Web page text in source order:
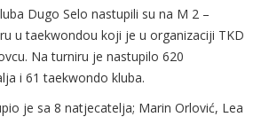
Dugo Selo nastupili su na M 2 –
u taekwondou koji je u organizaciji TKD
Na turniru je nastupilo 620
i 61 taekwondo kluba.
je sa 8 natjecatelja; Marin Orlović, Lea